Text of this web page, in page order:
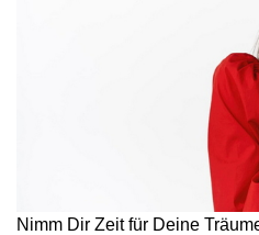
Nimm Dir Zeit für Deine